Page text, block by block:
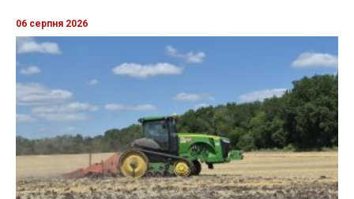
06 серпня 2026